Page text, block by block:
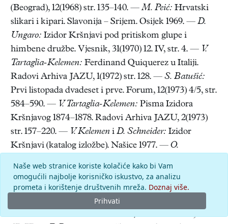
(Beograd), 12(1968) str. 135–140. —M. Peić: Hrvatski
slikari i kipari. Slavonija – Srijem. Osijek 1969. — D.
Ungaro: Izidor Kršnjavi pod pritiskom glupe i
himbene družbe. Vjesnik, 31(1970) 12. IV, str. 4. — V.
Tartaglia-Kelemen: Ferdinand Quiquerez u Italiji.
Radovi Arhiva JAZU, 1(1972) str. 128. — S. Batušić:
Prvi listopada dvadeset i prve. Forum, 12(1973) 4/5, str.
584–590. — V. Tartaglia-Kelemen: Pisma Izidora
Kršnjavog 1874–1878. Radovi Arhiva JAZU, 2(1973)
str. 157–220. — V. Kelemen i D. Schneider: Izidor
Kršnjavi (katalog izložbe). Našice 1977. — O.
ulici 10. Kaj, 10(1977) 3, str. 47–58. —Đ. Cvitanović:
Arhitektura monumentalnog historicizma u
urbanizmu Zagreba. Život umjetnosti, 1978, 26/27, str.
127–160. —O. Maruševski:Kršnjavi i Bollé. Ibid., str.
Naše web stranice koriste kolačiće kako bi Vam
omogućili najbolje korisničko iskustvo, za analizu
prometa i korištenje društvenih mreža. Doznaj više.
Prihvati